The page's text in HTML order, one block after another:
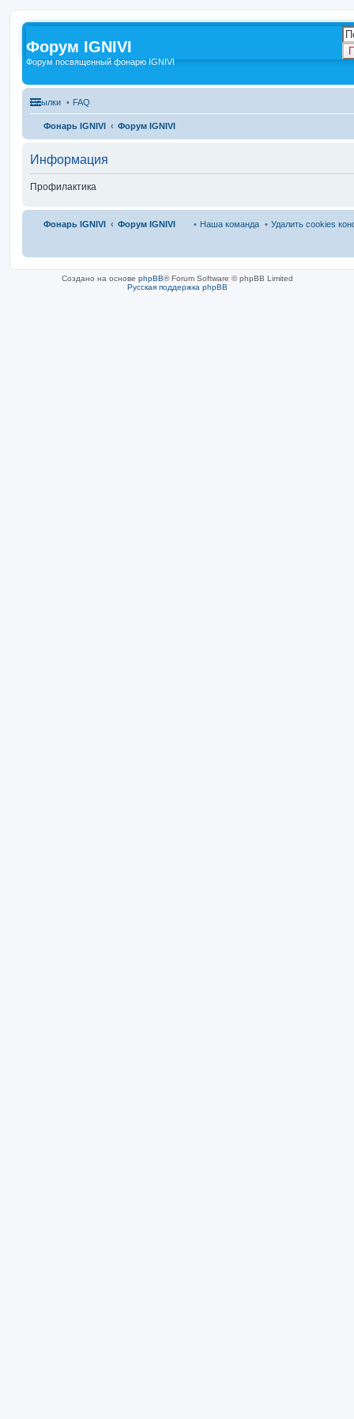
Форум IGNIVI
Форум посвященный фонарю IGNIVI
Ссылки FAQ
Фонарь IGNIVI Форум IGNIVI
Информация
Профилактика
Фонарь IGNIVI Форум IGNIVI Удалить cookies
Наша команда
Создано на основе phpBB® Forum Software © phpBB Limited
Русская поддержка phpBB